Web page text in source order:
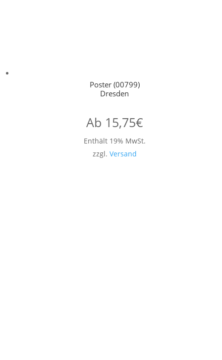
Poster (00799)
Dresden
Ab 15,75€
Enthält 19% MwSt.
zzgl. Versand